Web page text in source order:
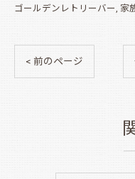
ゴールデンレトリーバー 家
< 前のページ